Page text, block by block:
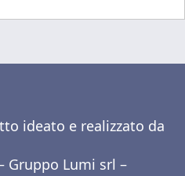
ideato e realizzato da
Gruppo Lumi srl –